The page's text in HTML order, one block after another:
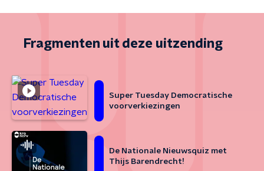
Fragmenten uit deze uitzending
Super Tuesday Democratische
voorverkiezingen
De Nationale Nieuwsquiz met
Thijs Barendrecht!